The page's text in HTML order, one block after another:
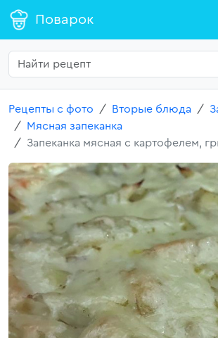
Поварок
Рецепты с фото Вторые блюда
Мясная запеканка
Запеканка мясная с картофелем,